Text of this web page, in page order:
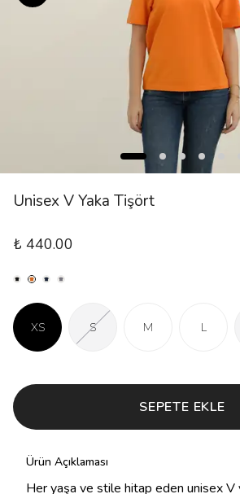
Unisex V Yaka Tişört
₺ 440.00
XS S M L
SEPETE EKLE
Ürün Açıklaması
Her yaşa ve stile hitap eden unisex V